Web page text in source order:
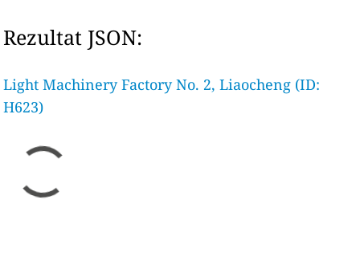
Rezultat JSON:
Light Machinery Factory No. 2, Liaocheng (ID:
H623)